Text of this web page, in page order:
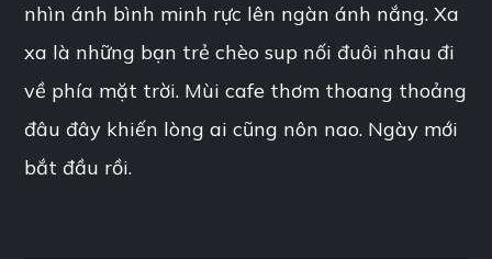
nhìn ánh bình minh rực lên ngàn ánh nắng. Xa
xa là những bạn trẻ chèo sup nối đuôi nhau đi
về phía mặt trời. Mùi cafe thơm thoang thoảng
đâu đây khiến lòng ai cũng nôn nao. Ngày mới
bắt đầu rồi.